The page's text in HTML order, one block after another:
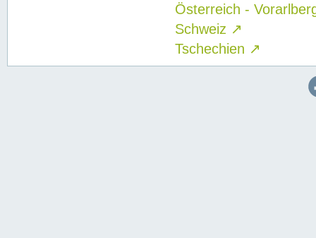
Österreich -
Schweiz ↗
Tschechien ↗